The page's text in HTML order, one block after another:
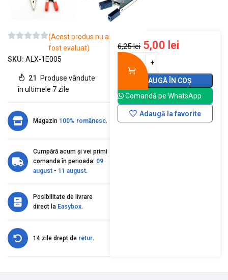
(Acest produs nu a
fost evaluat)
SKU: ALX-1E005
21
Produse vândute
în ultimele 7 zile
Magazin 100% românesc.
Cumpără acum și vei primi
comanda în perioada: 09
august - 11 august.
Posibilitate de livrare
direct la Easybox.
14 zile drept de retur.
6,25lei 5,00 lei
ADAUGĂ ÎN COȘ
Comandă pe WhatsApp
Adaugă la favorite